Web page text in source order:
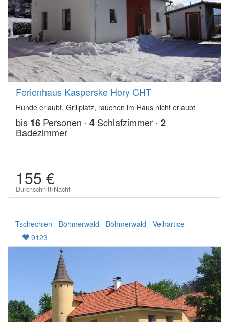
Ferienhaus Kasperske Hory CHT
Hunde erlaubt, Grillplatz, rauchen im Haus nicht erlaubt
bis 16 Personen · 4 Schlafzimmer · 2
Badezimmer
155 €
Durchschnitt/Nacht
Tschechien - Böhmerwald - Böhmerwald - Velhartice
9123